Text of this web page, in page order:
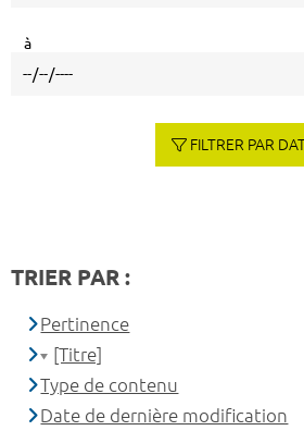
à
FILTRER PAR
TRIER PAR :
Pertinence
[Titre]
Type de contenu
Date de dernière modification